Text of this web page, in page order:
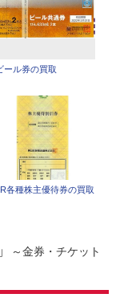
ール券の買取
各種株主優待券の買取
～金券・チケット